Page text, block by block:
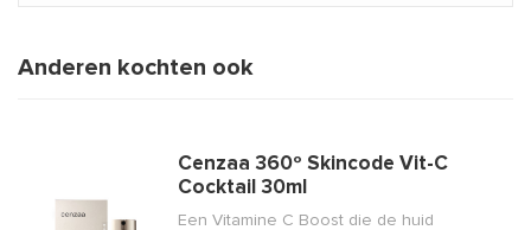
Anderen kochten ook
Cenzaa 360º Skincode Vit-C
Cocktail 30ml
Een Vitamine C Boost die de huid